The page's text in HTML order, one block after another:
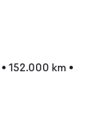
• 152.000 km •